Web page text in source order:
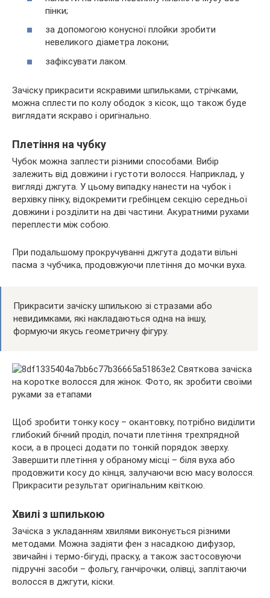
пінки;
за допомогою конусної плойки зробити
невеликого діаметра локони;
зафіксувати лаком.
Зачіску прикрасити яскравими шпильками, стрічками,
можна сплести по колу ободок з кісок, що також буде
виглядати яскраво і оригінально.
Плетіння на чубку
Чубок можна заплести різними способами. Вибір
залежить від довжини і густоти волосся. Наприклад, у
вигляді джгута. У цьому випадку нанести на чубок і
верхівку пінку, відокремити гребінцем секцію середньої
довжини і розділити на дві частини. Акуратними рухами
переплести між собою.
При подальшому прокручуванні джгута додати вільні
пасма з чубчика, продовжуючи плетіння до мочки вуха.
Прикрасити зачіску шпилькою зі стразами або
невидимками, які накладаються одна на іншу,
формуючи якусь геометричну фігуру.
Щоб зробити тонку косу – окантовку, потрібно виділити
глибокий бічний проділ, почати плетіння трехпрядной
коси, а в процесі додати по тонкій порядок зверху.
Завершити плетіння у обраному місці – біля вуха або
продовжити косу до кінця, залучаючи всю масу волосся.
Прикрасити результат оригінальним квіткою.
Хвилі з шпилькою
Зачіска з укладанням хвилями виконується різними
методами. Можна задіяти фен з насадкою дифузор,
звичайні і термо-бігуді, праску, а також застосовуючи
підручні засоби – фольгу, ганчірочки, олівці, заплітаючи
волосся в джгути, кіски.